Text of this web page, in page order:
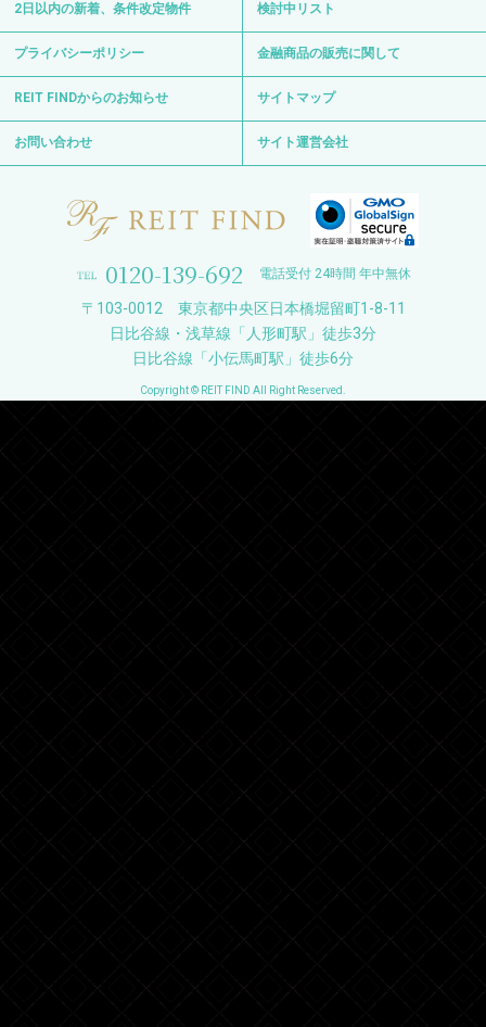
2日以内の新着、条件改定物件 検討中リスト
プライバシーポリシー 金融商品の販売に関して
REIT FINDからのお知らせ サイトマップ
お問い合わせ サイト運営会社
0120-139-692 電話受付 24時間 年中無休
〒103-0012 東京都中央区日本橋堀留町1-8-11
日比谷線・浅草線「人形町駅」徒歩3分
日比谷線「小伝馬町駅」徒歩6分
Copyright © REIT FIND All Right Reserved.